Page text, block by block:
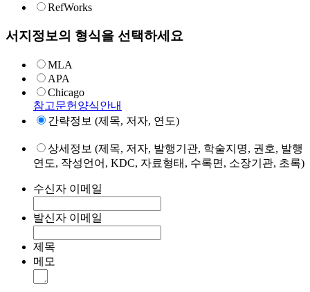
RefWorks
서지정보의 형식을 선택하세요
MLA
APA
Chicago
참고문헌양식안내
간략정보 (제목, 저자, 연도)
상세정보 (제목, 저자, 발행기관, 학술지명, 권호, 발행
연도, 작성언어, KDC, 자료형태, 수록면, 소장기관, 초록)
수신자 이메일
발신자 이메일
제목
메모